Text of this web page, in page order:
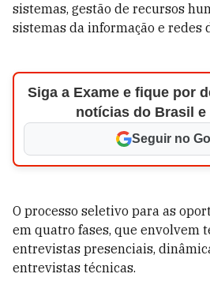
sistemas, gestão de recursos
sistemas da informação e redes
Siga a Exame e fique por
notícias do Brasil e
Seguir no
O processo seletivo para as
em quatro fases, que envolvem
entrevistas presenciais,
entrevistas técnicas.